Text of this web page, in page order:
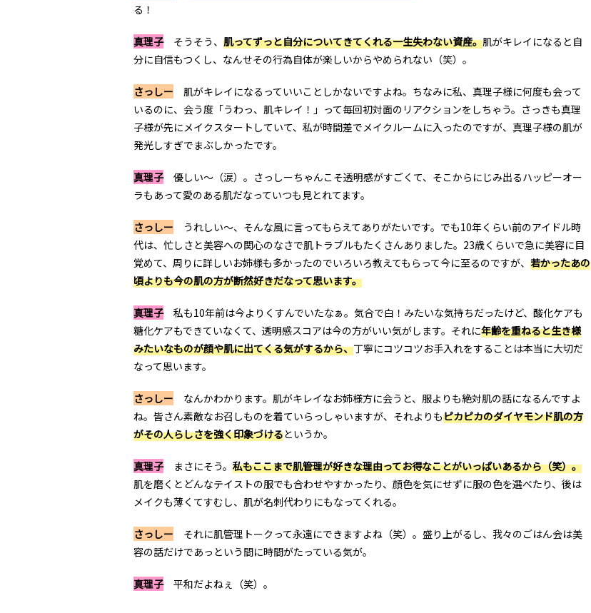
る！
真理子そうそう、 肌ってずっと自分についてきてくれる一生失わない資産。肌がキレイになると自
分に自信もつくし、なんせその行為自体が楽しいからやめられない（笑）。
さっしー 肌がキレイになるっていいことしかないですよね。ちなみに私、真理子様に何度も会って
いるのに、会う度「うわっ、肌キレイ！」って毎回初対面のリアクションをしちゃう。さっきも真理
子様が先にメイクスタートしていて、私が時間差でメイクルームに入ったのですが、真理子様の肌が
発光しすぎでまぶしかったです。
真理子優しい〜（涙）。さっしーちゃんこそ透明感がすごくて、そこからにじみ出るハッピーオー
ラもあって愛のある肌だなっていつも見とれてます。
さっしー うれしい〜、そんな風に言ってもらえてありがたいです。でも10年くらい前のアイドル時
代は、忙しさと美容への関心のなさで肌トラブルもたくさんありました。23歳くらいで急に美容に目
覚めて、周りに詳しいお姉様も多かったのでいろいろ教えてもらって今に至るのですが、 若かったあの
頃よりも今の肌の方が断然好きだなって思います。
真理子私も10年前は今よりくすんでいたなぁ。気合で白！みたいな気持ちだったけど、酸化ケアも
糖化ケアもできていなくて、透明感スコアは今の方がいい気がします。それに年齢を重ねると生き様
みたいなものが顔や肌に出てくる気がするから、丁寧にコツコツお手入れをすることは本当に大切だ
なって思います。
さっしー なんかわかります。肌がキレイなお姉様方に会うと、服よりも絶対肌の話になるんですよ
ね。皆さん素敵なお召しものを着ていらっしゃいますが、それよりもピカピカのダイヤモンド肌の方
がその人らしさを強く印象づけるというか。
真理子まさにそう。 私もここまで肌管理が好きな理由ってお得なことがいっぱいあるから（笑）。
肌を磨くとどんなテイストの服でも合わせやすかったり、顔色を気にせずに服の色を選べたり、後は
メイクも薄くてすむし、肌が名刺代わりにもなってくれる。
さっしー それに肌管理トークって永遠にできますよね（笑）。盛り上がるし、我々のごはん会は美
容の話だけであっという間に時間がたっている気が。
真理子平和だよねぇ（笑）。